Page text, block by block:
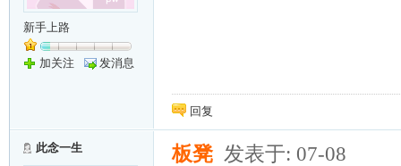
新手上路
加关注 发消息
回复
此念一生 板凳 发表于: 07-08